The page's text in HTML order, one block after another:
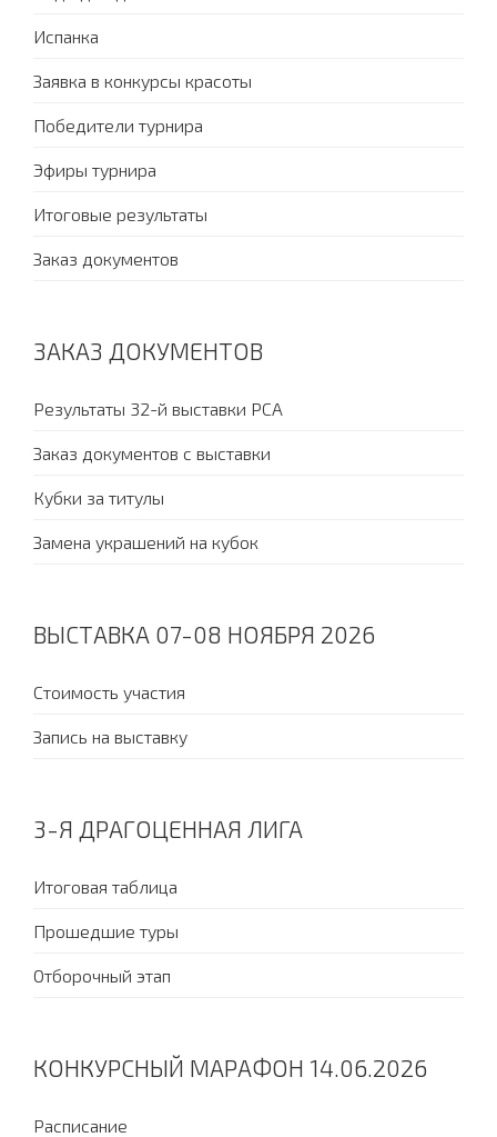
Испанка
Заявка в конкурсы красоты
Победители турнира
Эфиры турнира
Итоговые результаты
Заказ документов
ЗАКАЗ ДОКУМЕНТОВ
Результаты 32-й выставки PCA
Заказ документов с выставки
Кубки за титулы
Замена украшений на кубок
ВЫСТАВКА 07-08 НОЯБРЯ 2026
Стоимость участия
Запись на выставку
3-Я ДРАГОЦЕННАЯ ЛИГА
Итоговая таблица
Прошедшие туры
Отборочный этап
КОНКУРСНЫЙ МАРАФОН 14.06.2026
Расписание